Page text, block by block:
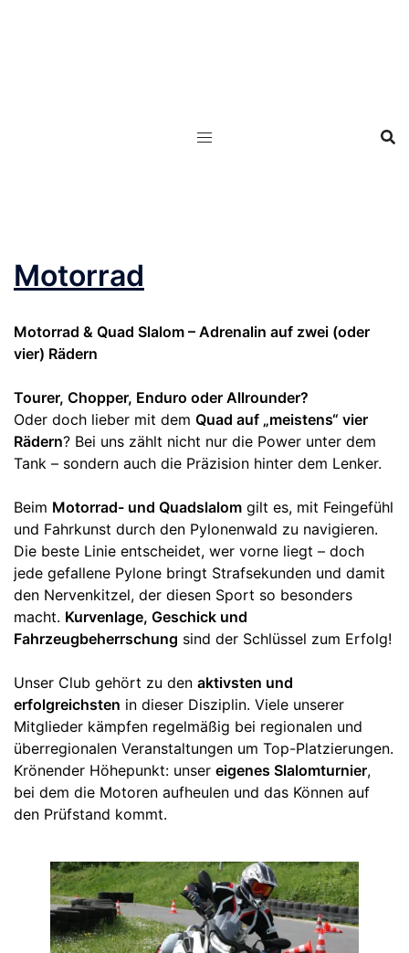
Motorrad
Motorrad & Quad Slalom – Adrenalin auf zwei (oder
vier) Rädern
Tourer, Chopper, Enduro oder Allrounder?
Oder doch lieber mit dem Quad auf „meistens“ vier
Rädern? Bei uns zählt nicht nur die Power unter dem
Tank – sondern auch die Präzision hinter dem Lenker.
Beim Motorrad- und Quadslalom gilt es, mit Feingefühl
und Fahrkunst durch den Pylonenwald zu navigieren.
Die beste Linie entscheidet, wer vorne liegt – doch
jede gefallene Pylone bringt Strafsekunden und damit
den Nervenkitzel, der diesen Sport so besonders
macht. Kurvenlage, Geschick und
Fahrzeugbeherrschung sind der Schlüssel zum Erfolg!
Unser Club gehört zu den aktivsten und
erfolgreichsten in dieser Disziplin. Viele unserer
Mitglieder kämpfen regelmäßig bei regionalen und
überregionalen Veranstaltungen um Top-Platzierungen.
Krönender Höhepunkt: unser eigenes Slalomturnier,
bei dem die Motoren aufheulen und das Können auf
den Prüfstand kommt.